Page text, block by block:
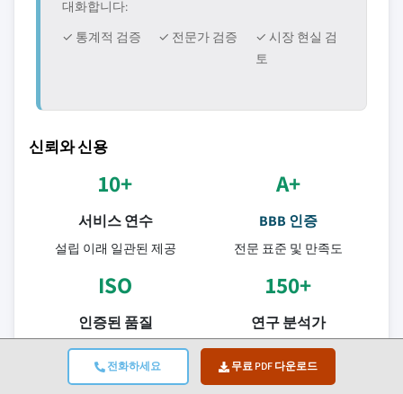
전화하세요 무료 PDF 다운로드
대화합니다:
✓ 통계적 검증
✓ 전문가 검증
✓ 시장 현실 검
토
신뢰와 신용
10+
서비스 연수
설립 이래 일관된 제공
A+
BBB 인증
전문 표준 및 만족도
ISO
인증된 품질
ISO 9001-2015 인증 회사
150+
연구 분석가
10개 이상의 산업 분야
95%